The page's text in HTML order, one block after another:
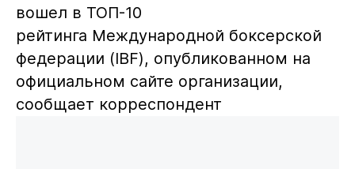
вошел в ТОП-10
рейтинга Международной боксерской
федерации (IBF), опубликованном на
официальном сайте организации,
сообщает корреспондент